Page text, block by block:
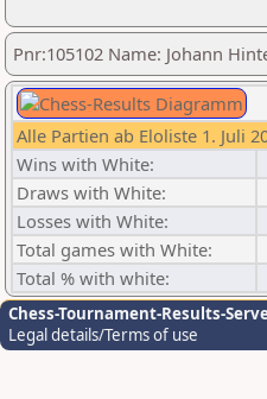
Pnr:105102 Name: Johann
Alle Partien ab Eloliste 1. Juli
Wins with White:
Draws with White:
Losses with White:
Total games with White:
Total % with white:
Chess-Tournament-Results-
Legal details/Terms of use